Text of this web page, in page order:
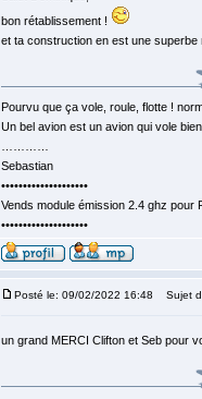
bon rétablissement !
et ta construction en est une
Pourvu que ça vole, roule, flotte !
Un bel avion est un avion qui vole
Sebastian
••••••••••••••••••••
Vends module émission 2.4 ghz
••••••••••••••••••••
Posté le: 09/02/2022 16:48 Sujet
un grand MERCI Clifton et Seb pour